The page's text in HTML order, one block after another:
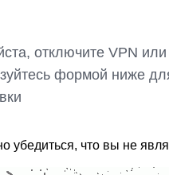
отключите VPN или
формой ниже
убедиться, что вы не